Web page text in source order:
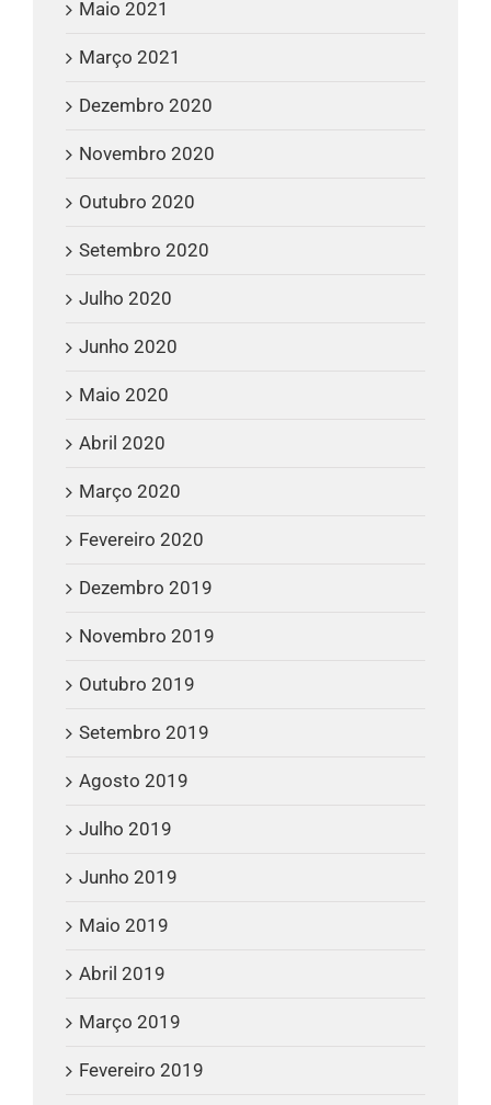
Maio 2021
Março 2021
Dezembro 2020
Novembro 2020
Outubro 2020
Setembro 2020
Julho 2020
Junho 2020
Maio 2020
Abril 2020
Março 2020
Fevereiro 2020
Dezembro 2019
Novembro 2019
Outubro 2019
Setembro 2019
Agosto 2019
Julho 2019
Junho 2019
Maio 2019
Abril 2019
Março 2019
Fevereiro 2019